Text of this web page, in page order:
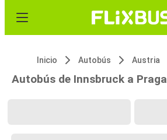
Inicio Autobús Austria
Autobús de Innsbruck a Praga